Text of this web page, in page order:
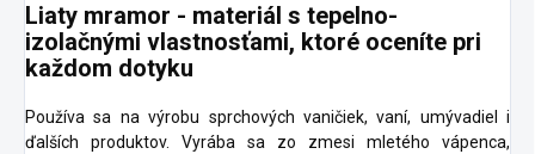
Liaty mramor - materiál s tepelno-
izolačnými vlastnosťami, ktoré oceníte pri
každom dotyku
Používa sa na výrobu sprchových vaničiek, vaní, umývadiel i
ďalších produktov. Vyrába sa zo zmesi mletého vápenca,